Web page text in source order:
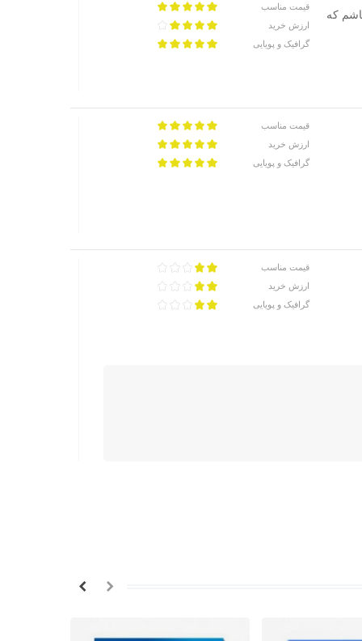
که
قیمت مناسب
ارزش خرید
گرافیک و پویایی
قیمت مناسب
ارزش خرید
گرافیک و پویایی
قیمت مناسب
ارزش خرید
گرافیک و پویایی